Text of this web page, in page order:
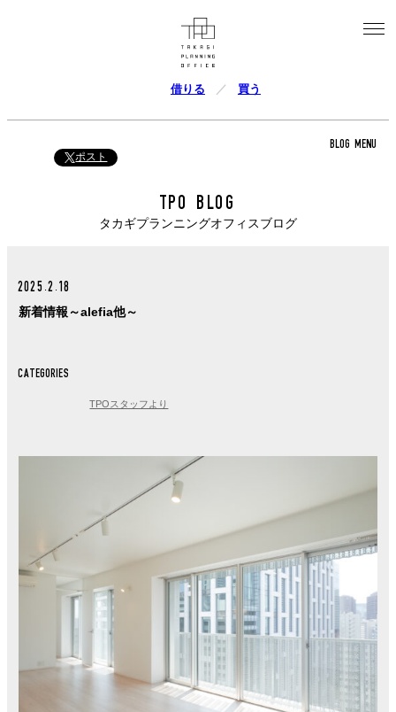
借りる 買う
ポスト
BLOG MENU
TPO BLOG
タカギプランニングオフィスブログ
2025.2.18
新着情報～alefia他～
CATEGORIES
TPOスタッフより